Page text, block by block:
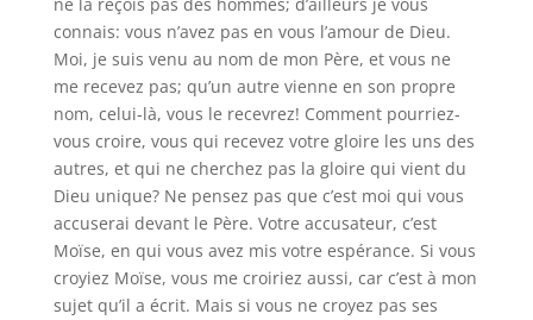
connais: vous n’avez pas en vous l’amour de Dieu.
Moi, je suis venu au nom de mon Père, et vous ne
me recevez pas; qu’un autre vienne en son propre
nom, celui-là, vous le recevrez! Comment pourriez-
vous croire, vous qui recevez votre gloire les uns des
autres, et qui ne cherchez pas la gloire qui vient du
Dieu unique? Ne pensez pas que c’est moi qui vous
accuserai devant le Père. Votre accusateur, c’est
Moïse, en qui vous avez mis votre espérance. Si vous
croyiez Moïse, vous me croiriez aussi, car c’est à mon
sujet qu’il a écrit. Mais si vous ne croyez pas ses